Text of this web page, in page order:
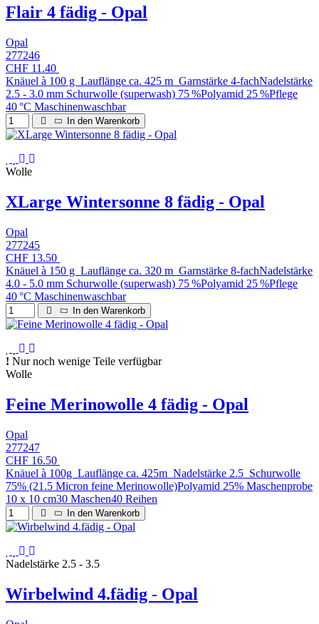
Flair 4 fädig - Opal
Opal
277246
CHF 11.40
Knäuel à 100 g Lauflänge ca. 425 m Garnstärke 4-fachNadelstärke
2.5 - 3.0 mm Schurwolle (superwash) 75 %Polyamid 25 %Pflege
40 °C Maschinenwaschbar
In den Warenkorb
Wolle
XLarge Wintersonne 8 fädig - Opal
Opal
277245
CHF 13.50
Knäuel à 150 g Lauflänge ca. 320 m Garnstärke 8-fachNadelstärke
4.0 - 5.0 mm Schurwolle (superwash) 75 %Polyamid 25 %Pflege
40 °C Maschinenwaschbar
In den Warenkorb
Nur noch wenige Teile verfügbar
Wolle
Feine Merinowolle 4 fädig - Opal
Opal
277247
CHF 16.50
Knäuel à 100g Lauflänge ca. 425m Nadelstärke 2.5 Schurwolle
75% (21.5 Micron feine Merinowolle)Polyamid 25% Maschenprobe
10 x 10 cm30 Maschen40 Reihen
In den Warenkorb
Nadelstärke 2.5 - 3.5
Wirbelwind 4.fädig - Opal